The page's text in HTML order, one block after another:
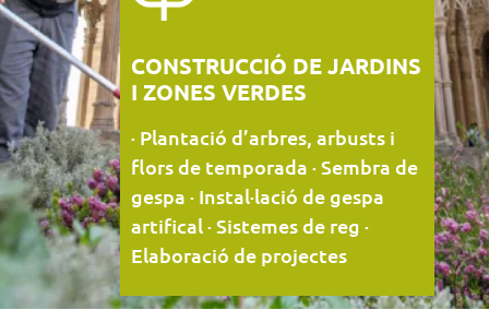
CONSTRUCCIÓ DE JARDINS
I ZONES VERDES
· Plantació d’arbres, arbusts i
flors de temporada · Sembra de
gespa · Instal·lació de gespa
artifical · Sistemes de reg ·
Elaboració de projectes